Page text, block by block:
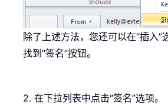
除了上述方法，您还可以在“插入”
找到“签名”按钮。
2. 在下拉列表中点击“签名”选项。